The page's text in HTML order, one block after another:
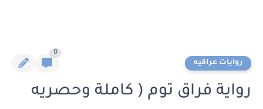
روايات عراقيه
0
رواية فراق توم ( كاملة وحصريه